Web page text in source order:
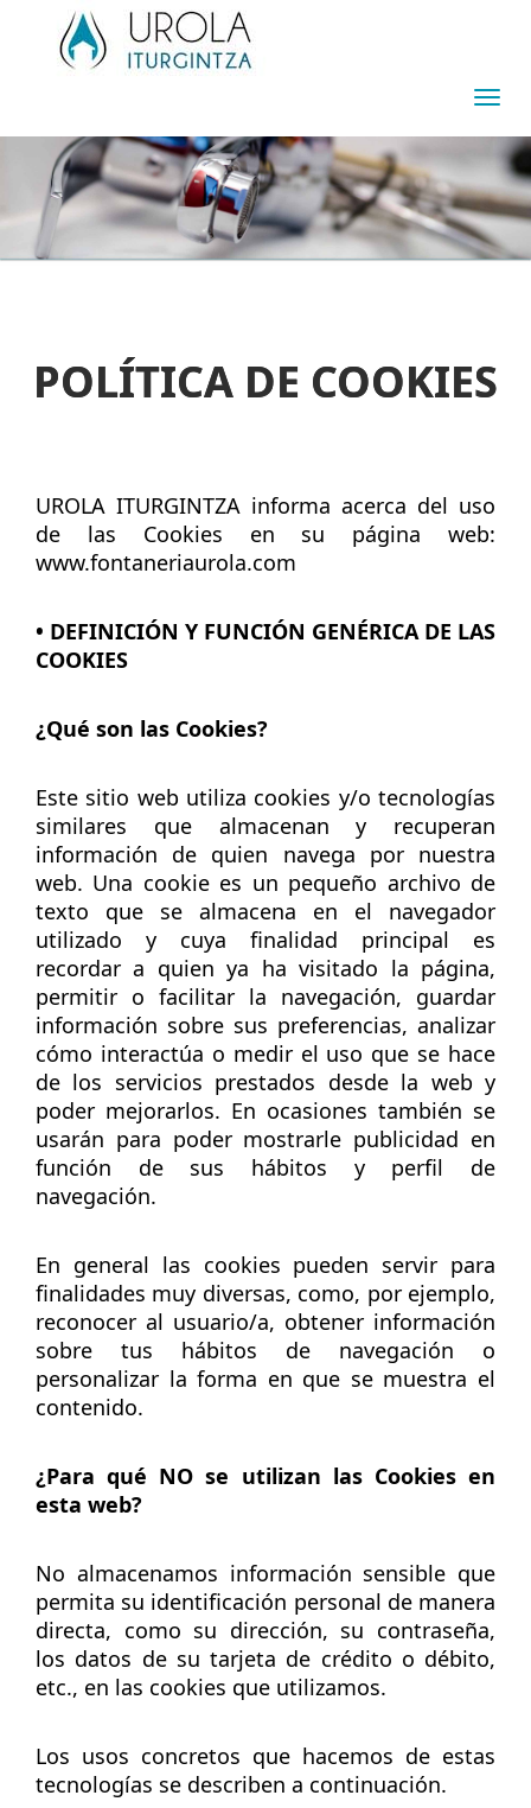
POLÍTICA DE COOKIES
UROLA ITURGINTZA informa acerca del uso
de las Cookies en su página web:
www.fontaneriaurola.com
• DEFINICIÓN Y FUNCIÓN GENÉRICA DE LAS
COOKIES
¿Qué son las Cookies?
Este sitio web utiliza cookies y/o tecnologías
similares que almacenan y recuperan
información de quien navega por nuestra
web. Una cookie es un pequeño archivo de
texto que se almacena en el navegador
utilizado y cuya finalidad principal es
recordar a quien ya ha visitado la página,
permitir o facilitar la navegación, guardar
información sobre sus preferencias, analizar
cómo interactúa o medir el uso que se hace
de los servicios prestados desde la web y
poder mejorarlos. En ocasiones también se
usarán para poder mostrarle publicidad en
función de sus hábitos y perfil de
navegación.
En general las cookies pueden servir para
finalidades muy diversas, como, por ejemplo,
reconocer al usuario/a, obtener información
sobre tus hábitos de navegación o
personalizar la forma en que se muestra el
contenido.
¿Para qué NO se utilizan las Cookies en
esta web?
No almacenamos información sensible que
permita su identificación personal de manera
directa, como su dirección, su contraseña,
los datos de su tarjeta de crédito o débito,
etc., en las cookies que utilizamos.
Los usos concretos que hacemos de estas
tecnologías se describen a continuación.